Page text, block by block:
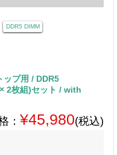
DDR5 DIMM
プ用 / DDR5
2枚組)セット / with
： ¥45,980(税込)